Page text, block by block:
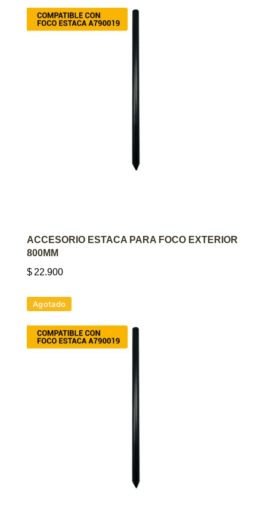
AGREGAR AL CARRITO
ACCESORIO ESTACA PARA FOCO EXTERIOR
800MM
$ 22.900
Agotado